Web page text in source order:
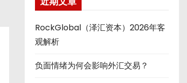
RockGlobal（泽汇资本）2026年客
观解析
负面情绪为何会影响外汇交易？